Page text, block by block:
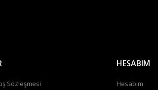
Sözleşmesi
HESABIM
Hesabım